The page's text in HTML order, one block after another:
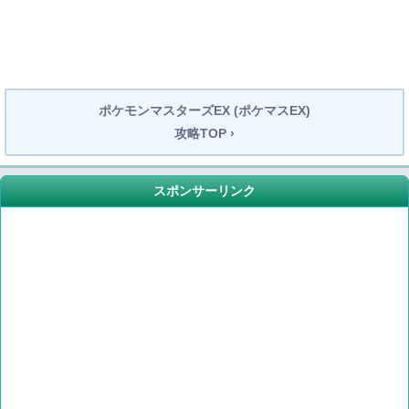
ポケモンマスターズEX (ポケマスEX)
攻略TOP ›
スポンサーリンク